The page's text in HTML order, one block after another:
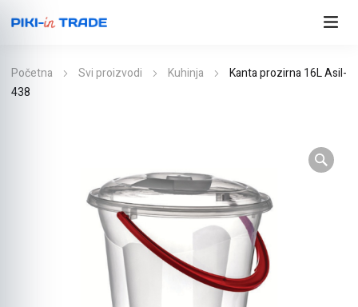
Početna Svi proizvodi Kuhinja
Kanta prozirna 16L Asil-
438